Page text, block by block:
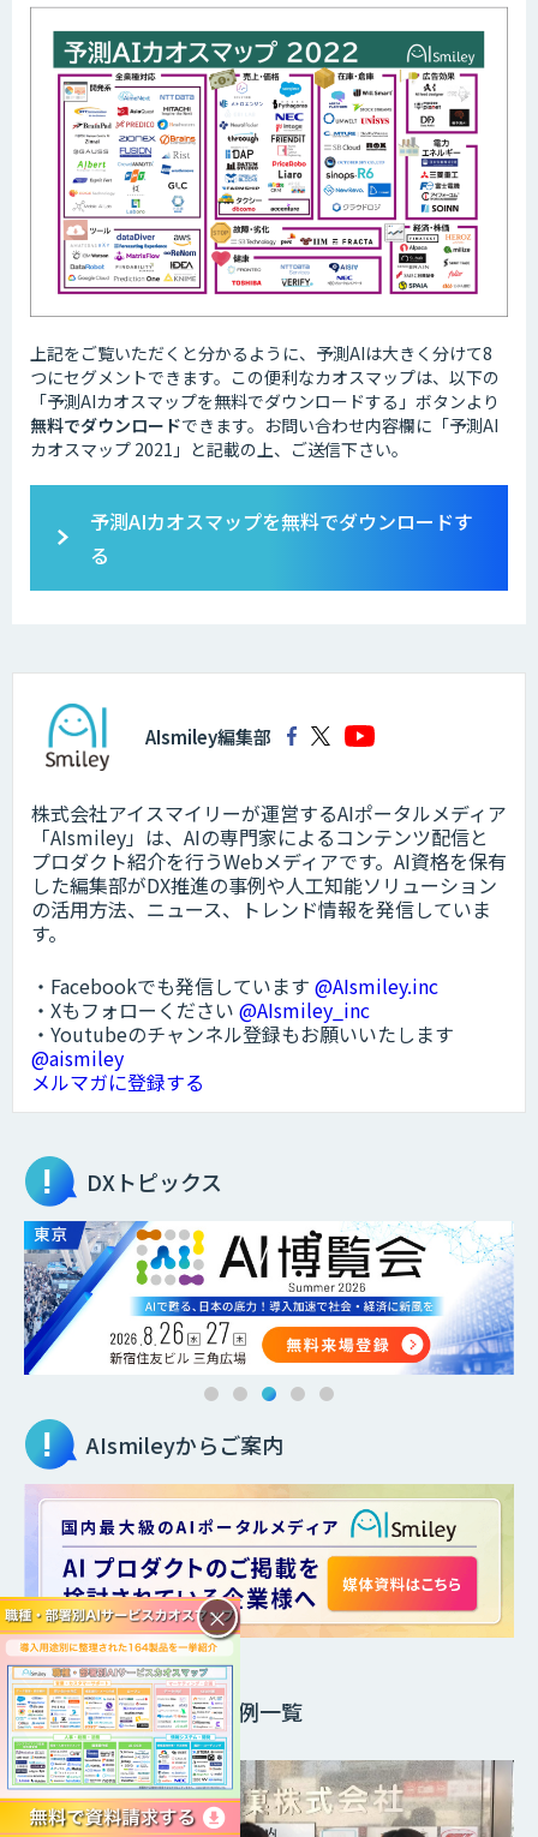
上記をご覧いただくと分かるように、予測AIは大きく分けて8
つにセグメントできます。この便利なカオスマップは、以下の
「予測AIカオスマップを無料でダウンロードする」ボタンより
無料でダウンロードできます。お問い合わせ内容欄に「予測AI
カオスマップ 2021」と記載の上、ご送信下さい。
予測AIカオスマップを無料でダウンロードす
る
AIsmiley編集部
株式会社アイスマイリーが運営するAIポータルメディア
「AIsmiley」は、AIの専門家によるコンテンツ配信と
プロダクト紹介を行うWebメディアです。AI資格を保有
した編集部がDX推進の事例や人工知能ソリューション
の活用方法、ニュース、トレンド情報を発信していま
す。
・Facebookでも発信しています @AIsmiley.inc
・Xもフォローください @AIsmiley_inc
・Youtubeのチャンネル登録もお願いいたします
@aismiley
メルマガに登録する
DXトピックス
AIsmileyからご案内
需要予測導入事例一覧
×